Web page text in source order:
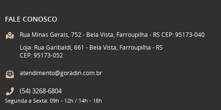
FALE CONOSCO
Rua Minas Gerais, 752 - Bela Vista, Farroupilha - RS CEP: 95173-040
Loja: Rua Garibaldi, 661 - Bela Vista, Farroupilha - RS
CEP: 95173-052
atendimento@goradin.com.br
(54)3268-6804
Segunda a Sexta: 09h - 12h / 14h - 18h